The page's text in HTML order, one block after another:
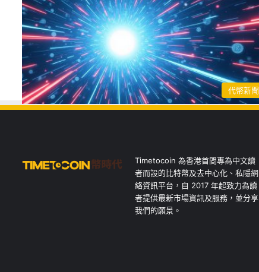
代幣新聞
Timetocoin 為香港首間專為中文讀
者而設的比特幣及去中心化、私隱網
絡資訊平台，自 2017 年起致力為讀
者提供最新市場資訊及服務，並分享
我們的願景。